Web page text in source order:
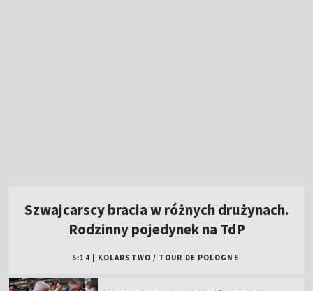
Rywal optymistą przed rewanżem.
Niewykorzystana szansa...
Świątek poznała kolejną rywalkę. Trudne